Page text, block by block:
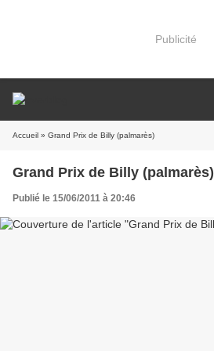
Publicité
Accueil » Grand Prix de Billy (palmarès)
Grand Prix de Billy (palmarès)
Publié le 15/06/2011 à 20:46